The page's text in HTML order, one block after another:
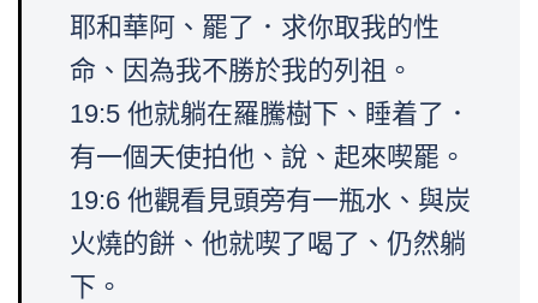
耶和華阿、罷了．求你取我的性
命、因為我不勝於我的列祖。
19:5 他就躺在羅騰樹下、睡着了．
有一個天使拍他、說、起來喫罷。
19:6 他觀看見頭旁有一瓶水、與炭
火燒的餅、他就喫了喝了、仍然躺
下。